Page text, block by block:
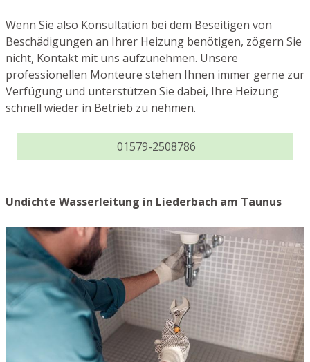
Wenn Sie also Konsultation bei dem Beseitigen von
Beschädigungen an Ihrer Heizung benötigen, zögern Sie
nicht, Kontakt mit uns aufzunehmen. Unsere
professionellen Monteure stehen Ihnen immer gerne zur
Verfügung und unterstützen Sie dabei, Ihre Heizung
schnell wieder in Betrieb zu nehmen.
01579-2508786
Undichte Wasserleitung in Liederbach am Taunus